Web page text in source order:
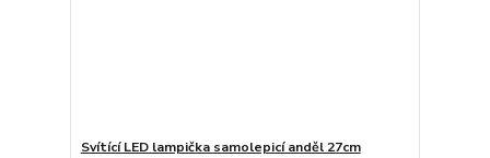
Svítící LED lampička samolepicí anděl 27cm